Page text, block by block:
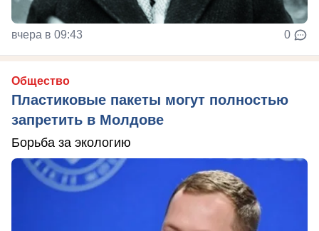
вчера в 09:43 0
Общество
Пластиковые пакеты могут полностью
запретить в Молдове
Борьба за экологию